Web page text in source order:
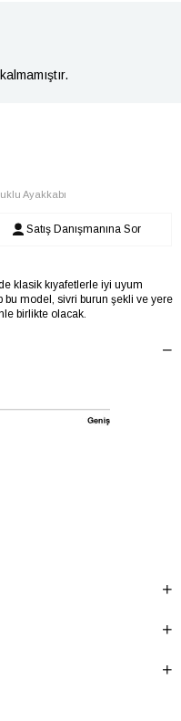
Ayakkabı
Satış Danışmanına Sor
klasik kıyafetlerle iyi uyum
model, sivri burun şekli ve yere
birlikte olacak.